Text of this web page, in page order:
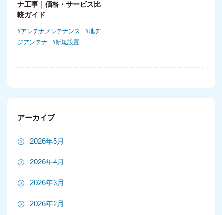
ナ工事｜価格・サービス比
較ガイド
アンテナメンテナンス
地デ
ジアンテナ
新規設置
アーカイブ
2026年5月
2026年4月
2026年3月
2026年2月